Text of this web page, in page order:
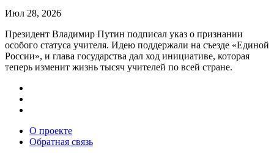
Июл 28, 2026
Президент Владимир Путин подписал указ о признании
особого статуса учителя. Идею поддержали на съезде «Единой
России», и глава государства дал ход инициативе, которая
теперь изменит жизнь тысяч учителей по всей стране.
О проекте
Обратная связь